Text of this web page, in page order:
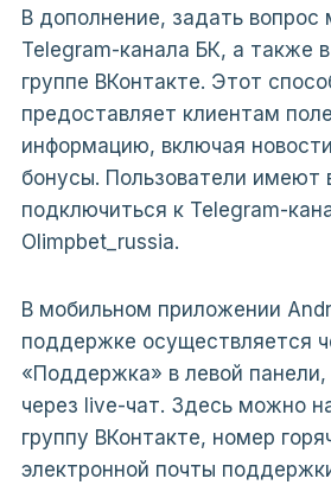
В дополнение, задать вопрос
Telegram-канала БК, а также
группе ВКонтакте. Этот
предоставляет клиентам
информацию, включая
бонусы. Пользователи имеют
подключиться к Telegram-
Olimpbet_russia.
В мобильном приложении
поддержке осуществляется
«Поддержка» в левой
через live-чат. Здесь можно
группу ВКонтакте, номер
электронной почты